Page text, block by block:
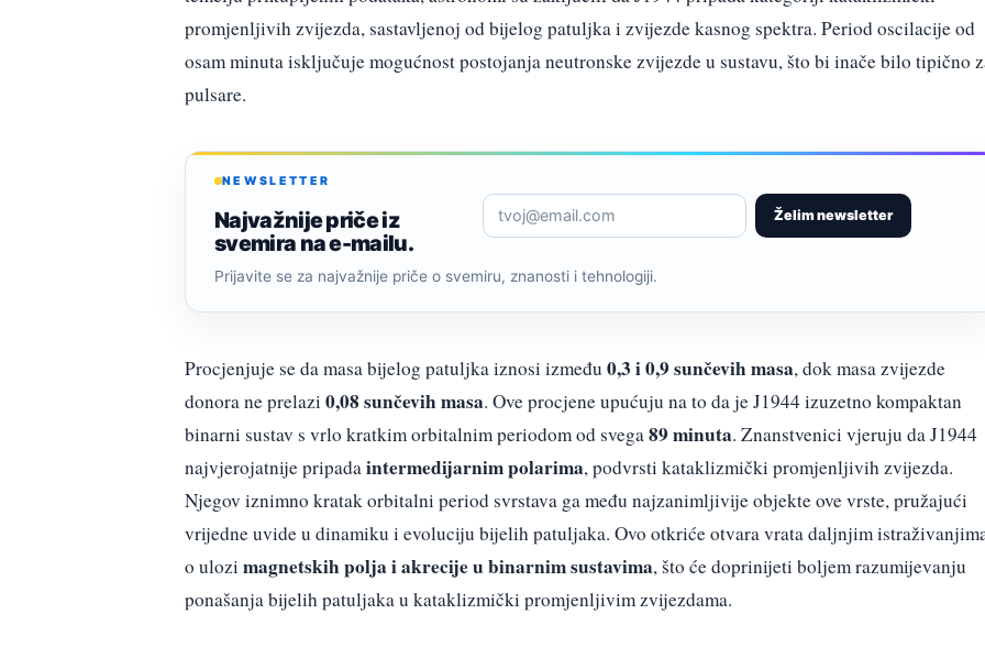
promjenljivih zvijezda, sastavljenoj od bijelog patuljka i zvijezde kasnog spektra. Period oscilacije od
osam minuta isključuje mogućnost postojanja neutronske zvijezde u sustavu, što bi inače bilo tipično
pulsare.
NEWSLETTER
Najvažnije priče iz
svemira na e-mailu.
Želim newsletter
Prijavite se za najvažnije priče o svemiru, znanosti i tehnologiji.
Procjenjuje se da masa bijelog patuljka iznosi između 0,3 i 0,9 sunčevih masa, dok masa zvijezde
donora ne prelazi 0,08 sunčevih masa. Ove procjene upućuju na to da je J1944 izuzetno kompaktan
binarni sustav s vrlo kratkim orbitalnim periodom od svega89 minuta. Znanstvenici vjeruju da J1944
najvjerojatnije pripadaintermedijarnim polarima, podvrsti kataklizmički promjenljivih zvijezda.
Njegov iznimno kratak orbitalni period svrstava ga među najzanimljivije objekte ove vrste, pružajući
vrijedne uvide u dinamiku i evoluciju bijelih patuljaka. Ovo otkriće otvara vrata daljnjim
o ulozi magnetskih polja i akrecije u binarnim sustavima, što će doprinijeti boljem razumijevanju
ponašanja bijelih patuljaka u kataklizmički promjenljivim zvijezdama.